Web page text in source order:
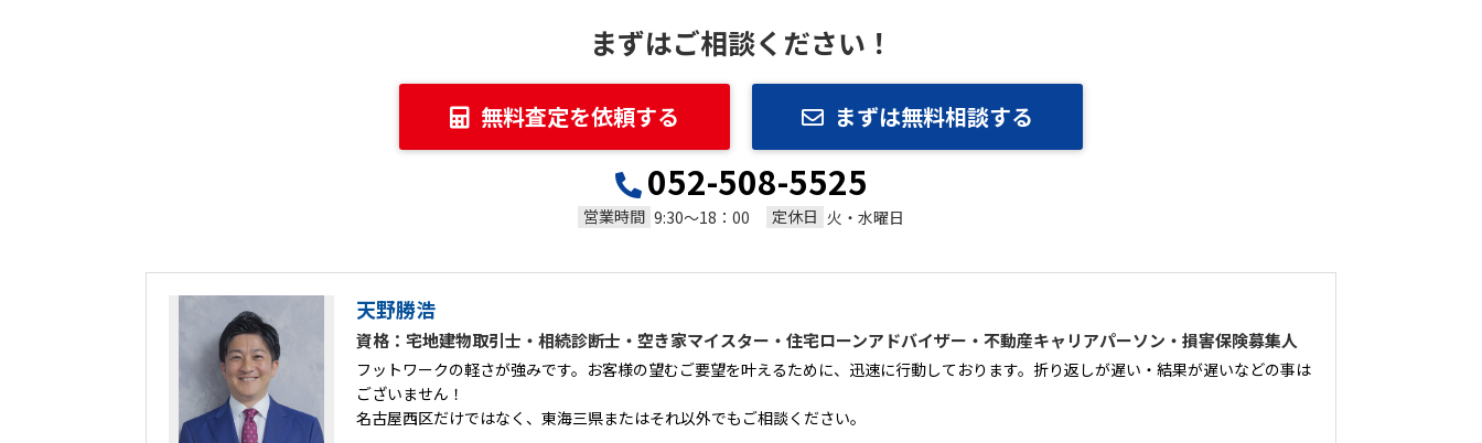
まずはご相談ください！
無料査定を依頼する まずは無料相談する
052-508-5525
営業時間 9:30～18：00 定休日 火・水曜日
天野勝浩
資格：宅地建物取引士・相続診断士・空き家マイスター・住宅ローンアドバイザー・不動産キャリアパーソン・損害保険募集人
フットワークの軽さが強みです。お客様の望むご要望を叶えるために、迅速に行動しております。折り返しが遅い・結果が遅いなどの事は
ございません！
名古屋西区だけではなく、東海三県またはそれ以外でもご相談ください。